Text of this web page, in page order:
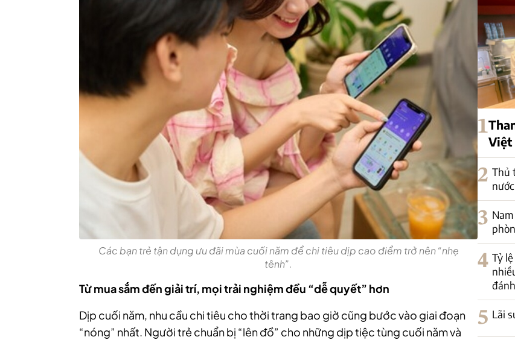
Các bạn trẻ tận dụng ưu đãi mùa cuối năm để chi tiêu dịp cao điểm trở nên “nhẹ
tênh”.
Từ mua sắm đến giải trí, mọi trải nghiệm đều “dễ quyết” hơn
Dịp cuối năm, nhu cầu chi tiêu cho thời trang bao giờ cũng bước vào giai đoạn
“nóng” nhất. Người trẻ chuẩn bị “lên đồ” cho những dịp tiệc tùng cuối năm và
1
Việt
2 Thủ
3
4 Tỷ
5 Lãi